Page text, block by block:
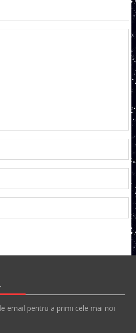
email pentru a primi cele mai noi